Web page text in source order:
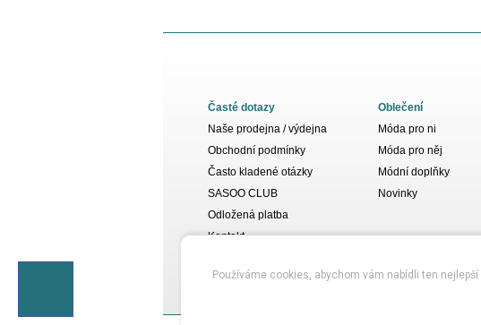
Časté dotazy
Naše prodejna / výdejna
Obchodní podmínky
Často kladené otázky
SASOO CLUB
Odložená platba
Kontakt
Oblečení
Móda pro ni
Móda pro něj
Módní doplňky
Novinky
Používáme cookies, abychom vám nabídli ten